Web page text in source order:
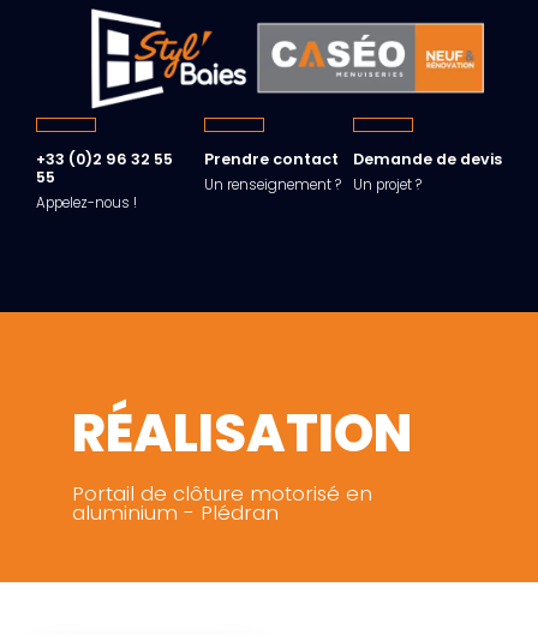
+33 (0)2 96 32 55
55
Appelez-nous !
Prendre contact
Un renseignement ?
Demande de devis
Un projet ?
RÉALISATION
Portail de clôture motorisé en
aluminium - Plédran